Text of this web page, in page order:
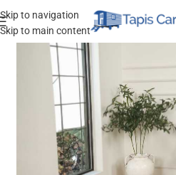
Skip to navigation
Skip to main content